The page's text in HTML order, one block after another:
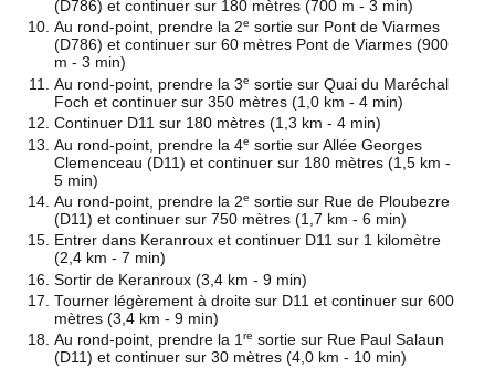
(D786) et continuer sur 180 mètres (700 m - 3 min)
Au rond-point, prendre la 2e sortie sur Pont de Viarmes
(D786) et continuer sur 60 mètres Pont de Viarmes (900
m - 3 min)
Au rond-point, prendre la 3e sortie sur Quai du Maréchal
Foch et continuer sur 350 mètres (1,0 km - 4 min)
Continuer D11 sur 180 mètres (1,3 km - 4 min)
Au rond-point, prendre la 4e sortie sur Allée Georges
Clemenceau (D11) et continuer sur 180 mètres (1,5 km -
5 min)
Au rond-point, prendre la 2e sortie sur Rue de Ploubezre
(D11) et continuer sur 750 mètres (1,7 km - 6 min)
Entrer dans Keranroux et continuer D11 sur 1 kilomètre
(2,4 km - 7 min)
Sortir de Keranroux (3,4 km - 9 min)
Tourner légèrement à droite sur D11 et continuer sur 600
mètres (3,4 km - 9 min)
Au rond-point, prendre la 1re sortie sur Rue Paul Salaun
(D11) et continuer sur 30 mètres (4,0 km - 10 min)